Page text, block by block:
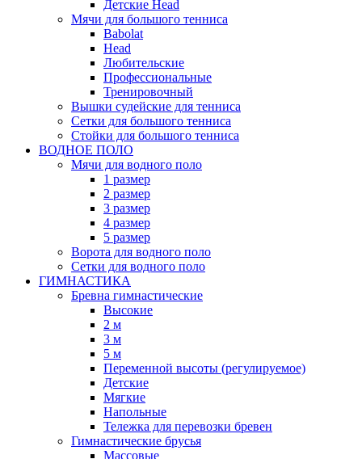
Детские Head
Мячи для большого тенниса
Babolat
Head
Любительские
Профессиональные
Тренировочный
Вышки судейские для тенниса
Сетки для большого тенниса
Стойки для большого тенниса
ВОДНОЕ ПОЛО
Мячи для водного поло
1 размер
2 размер
3 размер
4 размер
5 размер
Ворота для водного поло
Сетки для водного поло
ГИМНАСТИКА
Бревна гимнастические
Высокие
2 м
3 м
5 м
Переменной высоты (регулируемое)
Детские
Мягкие
Напольные
Тележка для перевозки бревен
Гимнастические брусья
Массовые